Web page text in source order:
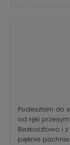
Podeszlam do
od ręki
Bezkosztowo i
pięknie